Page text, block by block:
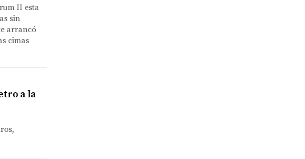
II esta
sin
arrancó
cimas
a la